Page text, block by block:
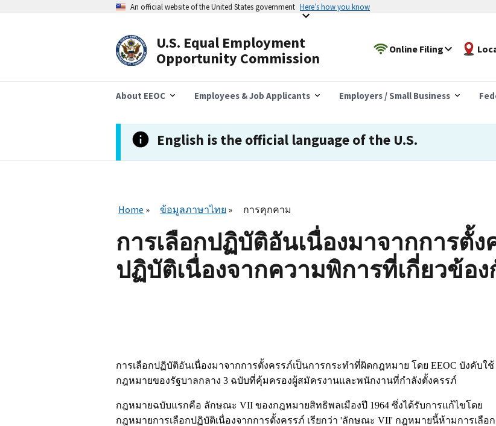
An official website of the United States government Here’s how you know
U.S. Equal Employment
Opportunity Commission
Online Filing
About EEOC Employees & Job Applicants Employers / Small Business
English is the official language of the U.S.
Home ข้อมูลภาษาไทย การคุกคาม
การเลือกปฏิบัติอันเนื่องมาจากการตั้ง
ปฏิบัติเนื่องจากความพิการที่เกี่ยวข้อ
การเลือกปฏิบัติอันเนื่องมาจากการตั้งครรภ์เป็นการกระทำที่ผิดกฎหมาย โดย EEOC บังคับใช้
กฎหมายของรัฐบาลกลาง 3 ฉบับที่คุ้มครองผู้สมัครงานและพนักงานที่กำลังตั้งครรภ์
กฎหมายฉบับแรกคือ ลักษณะ VII ของกฎหมายสิทธิพลเมืองปี 1964 ซึ่งได้รับการแก้ไขโดย
กฎหมายการเลือกปฏิบัติเนื่องจากการตั้งครรภ์ เรียกว่า 'ลักษณะ VII' กฎหมายนี้ห้ามการเลือก